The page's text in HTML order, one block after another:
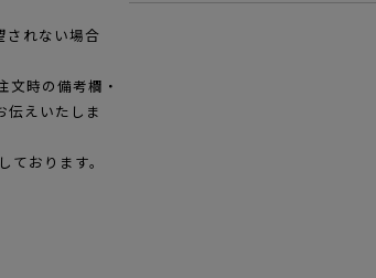
されない場合
文時の備考欄・
伝えいたしま
ております。